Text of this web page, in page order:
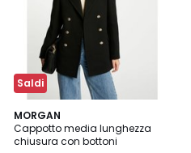
Saldi
MORGAN
Cappotto media lunghezza
chiusura con bottoni
2,6
/ 5